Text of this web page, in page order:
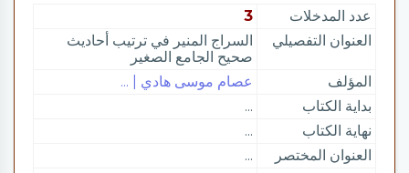
عدد المدخلات
3
العنوان التفصيلي
السراج المنير في ترتيب أحاديث
صحيح الجامع الصغير
المؤلف
عصام موسى هادي | ...
بداية الكتاب
...
نهاية الكتاب
...
العنوان المختصر
...